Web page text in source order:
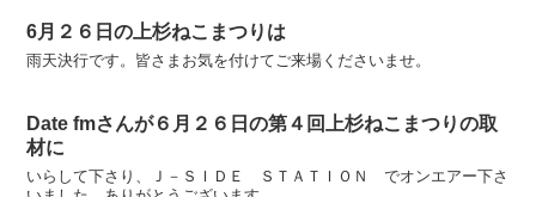
6月２６日の上杉ねこまつりは
雨天決行です。皆さまお気を付けてご来場くださいませ。
Date fmさんが６月２６日の第４回上杉ねこまつりの取
材に
いらして下さり、Ｊ－ＳＩＤＥ ＳＴＡＴＩＯＮ でオンエアー下さ